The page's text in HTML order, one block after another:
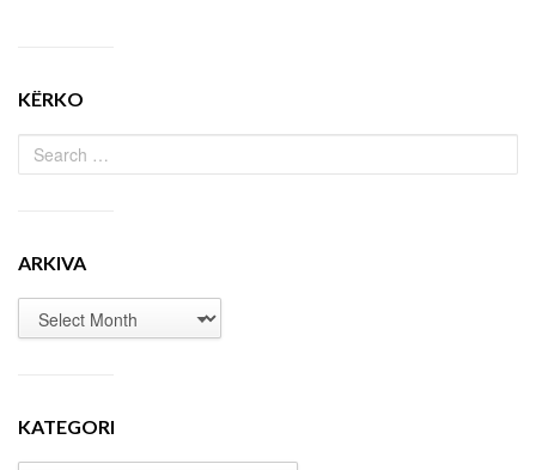
KËRKO
ARKIVA
KATEGORI